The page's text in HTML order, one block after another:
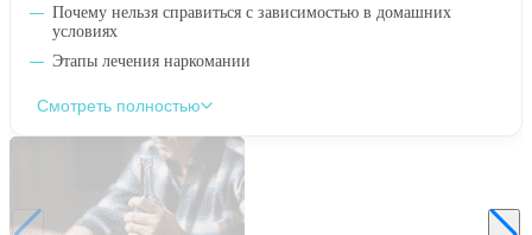
Почему нельзя справиться с зависимостью в домашних
условиях
Этапы лечения наркомании
Смотреть полностью